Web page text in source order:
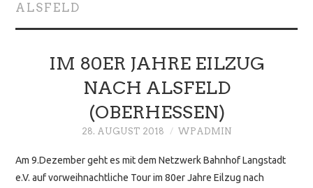
ALSFELD
IM 80ER JAHRE EILZUG
NACH ALSFELD
(OBERHESSEN)
28. AUGUST 2018 WPADMIN
Am 9.Dezember geht es mit dem Netzwerk Bahnhof Langstadt
e.V. auf vorweihnachtliche Tour im 80er Jahre Eilzug nach